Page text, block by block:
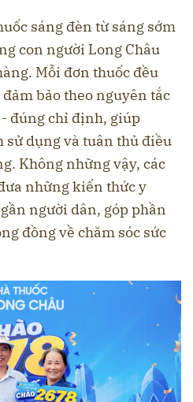
sáng đèn từ sáng sớm
con người Long Châu
Mỗi đơn thuốc đều
bảo theo nguyên tắc
đúng chỉ định, giúp
sử dụng và tuân thủ điều
Không những vậy, các
những kiến thức y
người dân, góp phần
đồng về chăm sóc sức